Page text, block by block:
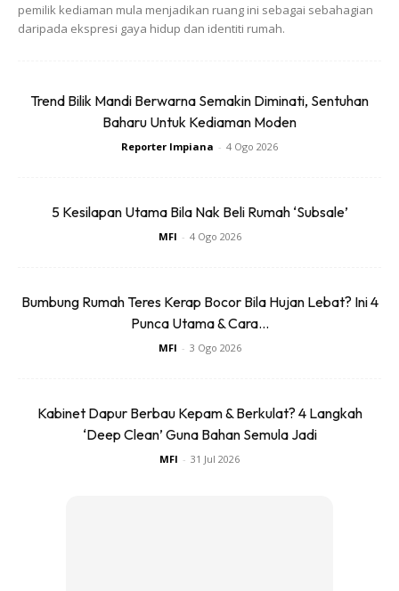
perabot.
pemilik kediaman mula menjadikan ruang ini sebagai sebahagian
daripada ekspresi gaya hidup dan identiti rumah.
Trend Bilik Mandi Berwarna Semakin Diminati, Sentuhan
Baharu Untuk Kediaman Moden
Reporter Impiana - 4 Ogo 2026
5 Kesilapan Utama Bila Nak Beli Rumah ‘Subsale’
MFI - 4 Ogo 2026
Bumbung Rumah Teres Kerap Bocor Bila Hujan Lebat? Ini 4
Punca Utama & Cara...
MFI - 3 Ogo 2026
Kabinet Dapur Berbau Kepam & Berkulat? 4 Langkah
‘Deep Clean’ Guna Bahan Semula Jadi
MFI - 31 Jul 2026